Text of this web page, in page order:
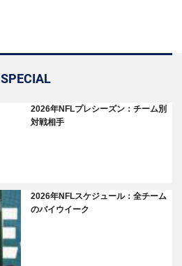
SPECIAL
2026年NFLプレシーズン：チーム別
対戦相手
2026年NFLスケジュール：全チーム
のバイウイーク